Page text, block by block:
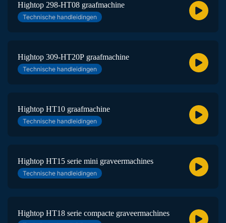
Hightop 298-HT08 graafmachine
Technische handleidingen
Hightop 309-HT20P graafmachine
Technische handleidingen
Hightop HT10 graafmachine
Technische handleidingen
Hightop HT15 serie mini graveermachines
Technische handleidingen
Hightop HT18 serie compacte graveermachines